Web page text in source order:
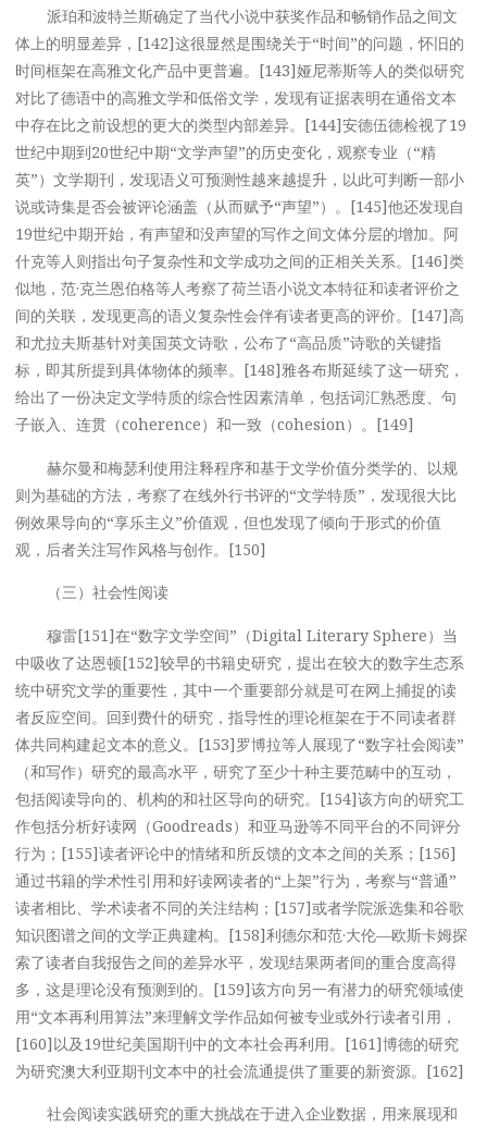
派珀和波特兰斯确定了当代小说中获奖作品和畅销作品之间文
体上的明显差异，[142]这很显然是围绕关于“时间”的问题，怀旧的
时间框架在高雅文化产品中更普遍。[143]娅尼蒂斯等人的类似研究
对比了德语中的高雅文学和低俗文学，发现有证据表明在通俗文本
中存在比之前设想的更大的类型内部差异。[144]安德伍德检视了19
世纪中期到20世纪中期“文学声望”的历史变化，观察专业（“精
英”）文学期刊，发现语义可预测性越来越提升，以此可判断一部小
说或诗集是否会被评论涵盖（从而赋予“声望”）。[145]他还发现自
19世纪中期开始，有声望和没声望的写作之间文体分层的增加。阿
什克等人则指出句子复杂性和文学成功之间的正相关关系。[146]类
似地，范·克兰恩伯格等人考察了荷兰语小说文本特征和读者评价之
间的关联，发现更高的语义复杂性会伴有读者更高的评价。[147]高
和尤拉夫斯基针对美国英文诗歌，公布了“高品质”诗歌的关键指
标，即其所提到具体物体的频率。[148]雅各布斯延续了这一研究，
给出了一份决定文学特质的综合性因素清单，包括词汇熟悉度、句
子嵌入、连贯（coherence）和一致（cohesion）。[149]
赫尔曼和梅瑟利使用注释程序和基于文学价值分类学的、以规
则为基础的方法，考察了在线外行书评的“文学特质”，发现很大比
例效果导向的“享乐主义”价值观，但也发现了倾向于形式的价值
观，后者关注写作风格与创作。[150]
（三）社会性阅读
穆雷[151]在“数字文学空间”（Digital Literary Sphere）当
中吸收了达恩顿[152]较早的书籍史研究，提出在较大的数字生态系
统中研究文学的重要性，其中一个重要部分就是可在网上捕捉的读
者反应空间。回到费什的研究，指导性的理论框架在于不同读者群
体共同构建起文本的意义。[153]罗博拉等人展现了“数字社会阅读”
（和写作）研究的最高水平，研究了至少十种主要范畴中的互动，
包括阅读导向的、机构的和社区导向的研究。[154]该方向的研究工
作包括分析好读网（Goodreads）和亚马逊等不同平台的不同评分
行为；[155]读者评论中的情绪和所反馈的文本之间的关系；[156]
通过书籍的学术性引用和好读网读者的“上架”行为，考察与“普通”
读者相比、学术读者不同的关注结构；[157]或者学院派选集和谷歌
知识图谱之间的文学正典建构。[158]利德尔和范·大伦—欧斯卡姆探
索了读者自我报告之间的差异水平，发现结果两者间的重合度高得
多，这是理论没有预测到的。[159]该方向另一有潜力的研究领域使
用“文本再利用算法”来理解文学作品如何被专业或外行读者引用，
[160]以及19世纪美国期刊中的文本社会再利用。[161]博德的研究
为研究澳大利亚期刊文本中的社会流通提供了重要的新资源。[162]
社会阅读实践研究的重大挑战在于进入企业数据，用来展现和